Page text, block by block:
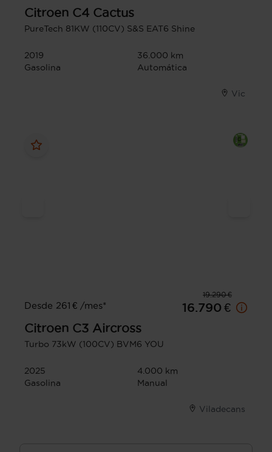
Citroen C4 Cactus
PureTech 81KW (110CV) S&S EAT6 Shine
2019
36.000 km
Gasolina
Automática
Vic
19.290 €
Desde 261 € /mes*
16.790 €
Citroen C3 Aircross
Turbo 73kW (100CV) BVM6 YOU
2025
4.000 km
Gasolina
Manual
Viladecans